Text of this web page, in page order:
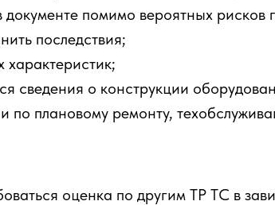
помимо вероятных рисков
последствия;
характеристик;
сведения о конструкции
плановому ремонту,
оценка по другим ТР ТС в